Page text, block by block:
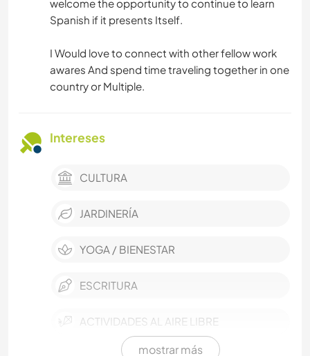
welcome the opportunity to continue to learn
Spanish if it presents Itself.
I Would love to connect with other fellow work
awares And spend time traveling together in one
country or Multiple.
Intereses
CULTURA
JARDINERÍA
YOGA / BIENESTAR
ESCRITURA
ACTIVIDADES AL AIRE LIBRE
mostrar más